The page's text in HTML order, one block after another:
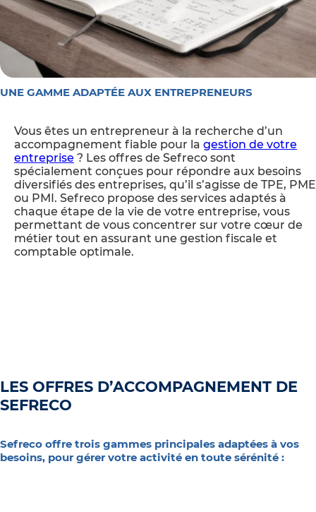
UNE GAMME ADAPTÉE AUX ENTREPRENEURS
Vous êtes un entrepreneur à la recherche d’un
accompagnement fiable pour la gestion de votre
entreprise ? Les offres de Sefreco sont
spécialement conçues pour répondre aux besoins
diversifiés des entreprises, qu’il s’agisse de TPE, PME
ou PMI. Sefreco propose des services adaptés à
chaque étape de la vie de votre entreprise, vous
permettant de vous concentrer sur votre cœur de
métier tout en assurant une gestion fiscale et
comptable optimale.
LES OFFRES D’ACCOMPAGNEMENT DE
SEFRECO
Sefreco offre trois gammes principales adaptées à vos
besoins, pour gérer votre activité en toute sérénité :